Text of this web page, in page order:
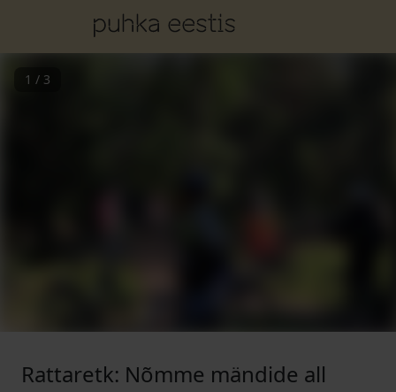
1 / 3
Rattaretk: Nõmme mändide all